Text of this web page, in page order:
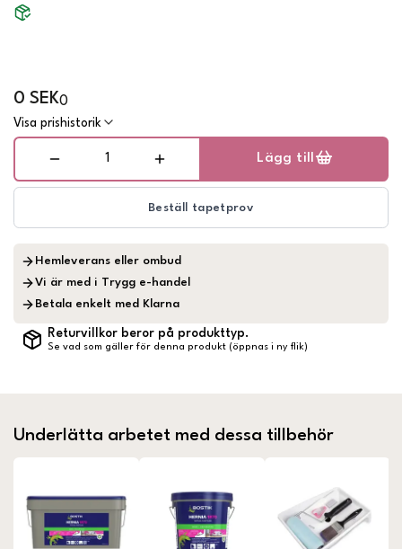
0 SEK0
Visa prishistorik
Lägg till
Beställ tapetprov
Hemleverans eller ombud
Vi är med i Trygg e-handel
Betala enkelt med Klarna
Returvillkor beror på produkttyp.
Se vad som gäller för denna produkt (öppnas i ny flik)
Underlätta arbetet med dessa tillbehör